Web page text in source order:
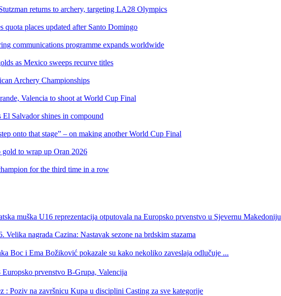
returns to archery, targeting LA28 Olympics
quota places updated after Santo Domingo
communications programme expands worldwide
as Mexico sweeps recurve titles
Archery Championships
Valencia to shoot at World Cup Final
Salvador shines in compound
onto that stage” – on making another World Cup Final
to wrap up Oran 2026
for the third time in a row
muška U16 reprezentacija otputovala na Europsko prvenstvo u Sjevernu Makedoniju
Velika nagrada Cazina: Nastavak sezone na brdskim stazama
Boc i Ema Božiković pokazale su kako nekoliko zaveslaja odlučuje ...
prvenstvo B-Grupa, Valencija
: Poziv na završnicu Kupa u disciplini Casting za sve kategorije